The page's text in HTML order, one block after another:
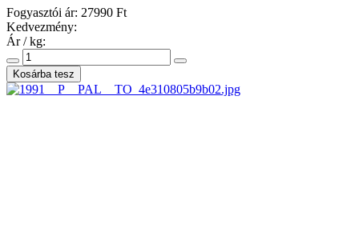
Fogyasztói ár: 27990 Ft
Kedvezmény:
Ár / kg: